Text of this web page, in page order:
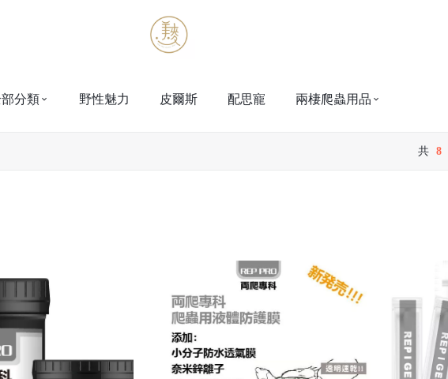
分類 野性魅力 皮爾斯 配思寵 兩棲爬蟲用品
共 8